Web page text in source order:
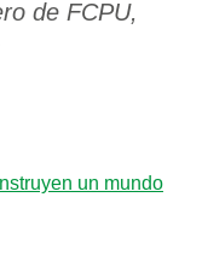
de FCPU,
un mundo